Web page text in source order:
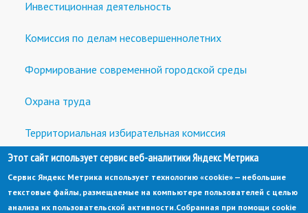
Инвестиционная деятельность
Комиссия по делам несовершеннолетних
Формирование современной городской среды
Охрана труда
Территориальная избирательная комиссия
Встречи с предпринимателями и инвесторами
Этот сайт использует сервис веб-аналитики Яндекс Метрика
Сервис Яндекс Метрика использует технологию «cookie» — небольшие
текстовые файлы, размещаемые на компьютере пользователей с целью
анализа их пользовательской активности.Собранная при помощи cookie